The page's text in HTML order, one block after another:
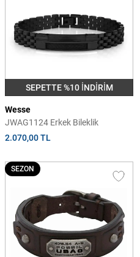
SEPETTE %10 İNDİRİM
Wesse
JWAG1124 Erkek Bileklik
2.070,00 TL
SEZON